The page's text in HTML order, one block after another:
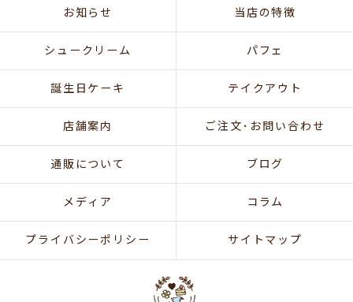
お知らせ 当店の特徴
シュークリーム パフェ
誕生日ケーキ テイクアウト
店舗案内 ご注文･お問い合わせ
通販について ブログ
メディア コラム
プライバシーポリシー サイトマップ